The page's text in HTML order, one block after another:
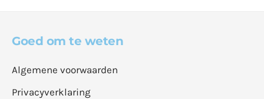
Goed om te weten
Algemene voorwaarden
Privacyverklaring